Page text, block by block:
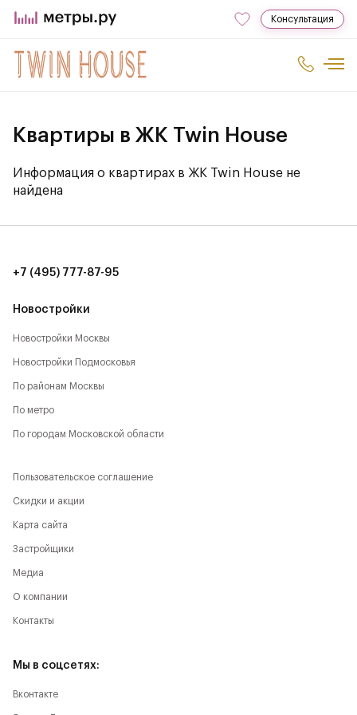
Консультация
Квартиры в ЖК Twin House
Информация о квартирах в ЖК Twin House не
найдена
Новостройки
Новостройки Москвы
Новостройки Подмосковья
По районам Москвы
По метро
По городам Московской области
+7 (495) 777-87-95
Пользовательское соглашение
Скидки и акции
Карта сайта
Застройщики
Медиа
О компании
Контакты
Мы в соцсетях:
Вконтакте